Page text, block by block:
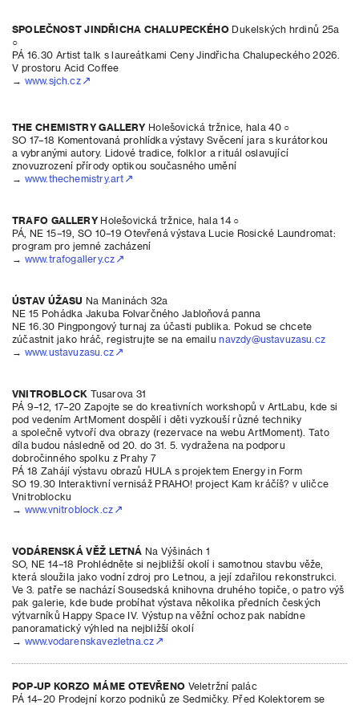
SPOLEČNOST JINDŘICHA CHALUPECKÉHO Dukelských hrdinů 25a
○
PÁ 16.30 Artist talk s laureátkami Ceny Jindřicha Chalupeckého 2026.
V prostoru Acid Coffee
→ www.sjch.cz
THE CHEMISTRY GALLERY Holešovická tržnice, hala 40 ○
SO 17–18 Komentovaná prohlídka výstavy Svěcení jara s kurátorkou
a vybranými autory. Lidové tradice, folklor a rituál oslavující
znovuzrození přírody optikou současného umění
→ www.thechemistry.art
TRAFO GALLERYHolešovická tržnice, hala 14 ○
PÁ, NE 15–19, SO 10–19 Otevřená výstava Lucie Rosické Laundromat:
program pro jemné zacházení
→ www.trafogallery.cz
ÚSTAV ÚŽASU Na Maninách 32a
NE 15 Pohádka Jakuba Folvarčného Jabloňová panna
NE 16.30 Pingpongový turnaj za účasti publika. Pokud se chcete
zúčastnit jako hráč, registrujte se na emailunavzdy@ustavuzasu.cz
→ www.ustavuzasu.cz
VNITROBLOCKTusarova 31
PÁ 9–12, 17–20 Zapojte se do kreativních workshopů v ArtLabu, kde si
pod vedením ArtMoment dospělí i děti vyzkouší různé techniky
a společně vytvoří dva obrazy (rezervace na webu ArtMoment). Tato
díla budou následně od 20. do 31. 5. vydražena na podporu
dobročinného spolku z Prahy 7
PÁ 18 Zahájí výstavu obrazů HULA s projektem Energy in Form
SO 19.30 Interaktivní vernisáž PRAHO! project Kam kráčíš? v uličce
Vnitroblocku
→ www.vnitroblock.cz
VODÁRENSKÁ VĚŽ LETNÁ Na Výšinách 1
SO, NE 14–18 Prohlédněte si nejbližší okolí i samotnou stavbu věže,
která sloužila jako vodní zdroj pro Letnou, a její zdařilou rekonstrukci.
Ve 3. patře se nachází Sousedská knihovna druhého topiče, o patro výš
pak galerie, kde bude probíhat výstava několika předních českých
výtvarníků Happy Space IV. Výstup na věžní ochoz pak nabídne
panoramatický výhled na nejbližší okolí
→ www.vodarenskavezletna.cz
POP-UP KORZO MÁME OTEVŘENO Veletržní palác
PÁ 14–20 Prodejní korzo podniků ze Sedmičky. Před Kolektorem se